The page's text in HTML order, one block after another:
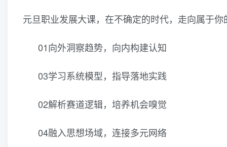
元旦职业发展大课，在不确定的时代，走向属于你
01向外洞察趋势，向内构建认知
03学习系统模型，指导落地实践
02解析赛道逻辑，培养机会嗅觉
04融入思想场域，连接多元网络